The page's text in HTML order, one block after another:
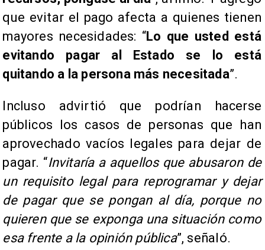
que evitar el pago afecta a quienes tienen
mayores necesidades: “Lo que usted está
evitando pagar al Estado se lo está
quitando a la persona más necesitada”.
Incluso advirtió que podrían hacerse
públicos los casos de personas que han
aprovechado vacíos legales para dejar de
pagar. “Invitaría a aquellos que abusaron de
un requisito legal para reprogramar y dejar
de pagar que se pongan al día, porque no
quieren que se exponga una situación como
esa frente a la opinión pública”, señaló.